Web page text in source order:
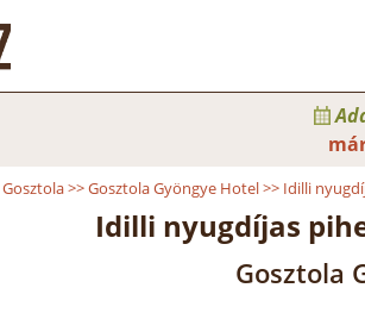
Gosztola>>Gosztola Gyöngye Hotel>> Idilli
Idilli nyugdíjas
Gosztola